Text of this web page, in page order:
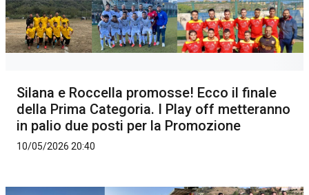
Silana e Roccella promosse! Ecco il finale
della Prima Categoria. I Play off metteranno
in palio due posti per la Promozione
10/05/2026 20:40